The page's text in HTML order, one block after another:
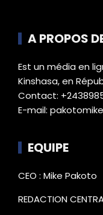
A PROPOS
Est un média en
Kinshasa, en
Contact:
E-mail:
EQUIPE
CEO : Mike Pakoto
REDACTION